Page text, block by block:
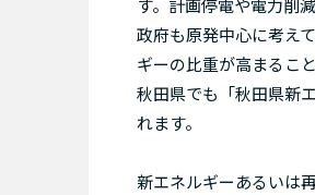
す。計画停電や電力削
政府も原発中心に考え
ギーの比重が高まるこ
秋田県でも「秋田県新
れます。
新エネルギーあるいは